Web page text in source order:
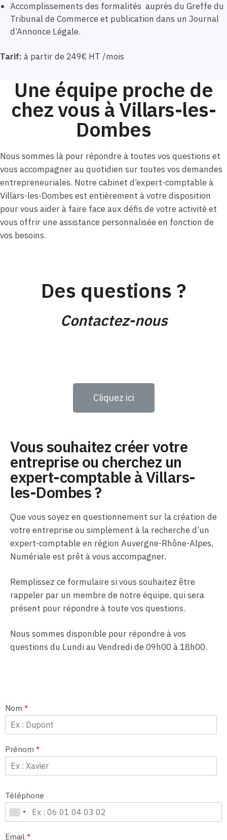
Accomplissements des formalités auprès du Greffe du
Tribunal de Commerce et publication dans un Journal
d’Annonce Légale.
Tarif: à partir de 249€ HT /mois
Une équipe proche de
chez vous à Villars-les-
Dombes
Nous sommes là pour répondre à toutes vos questions et
vous accompagner au quotidien sur toutes vos demandes
entrepreneuriales. Notre cabinet d’expert-comptable à
Villars-les-Dombes est entièrement à votre disposition
pour vous aider à faire face aux défis de votre activité et
vous offrir une assistance personnalisée en fonction de
vos besoins.
Des questions ?
Contactez-nous
Cliquez ici
Vous souhaitez créer votre
entreprise ou cherchez un
expert-comptable à Villars-
les-Dombes ?
Que vous soyez en questionnement sur la création de
votre entreprise ou simplement à la recherche d’un
expert-comptable en région Auvergne-Rhône-Alpes,
Numériale est prêt à vous accompagner.
Remplissez ce formulaire si vous souhaitez être
rappeler par un membre de notre équipe, qui sera
présent pour répondre à toute vos questions.
Nous sommes disponible pour répondre à vos
questions du Lundi au Vendredi de 09h00 à 18h00.
Nom *
Prénom *
Téléphone
Email *